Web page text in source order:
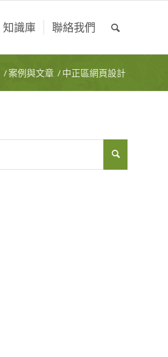
知識庫 聯絡我們
/案例與文章 / 中正區網頁設計